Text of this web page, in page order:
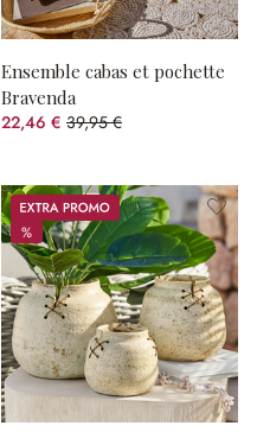
Ensemble cabas et pochette
Bravenda
22,46 € 39,95 €
(43.78%spared)
Promos
%
%